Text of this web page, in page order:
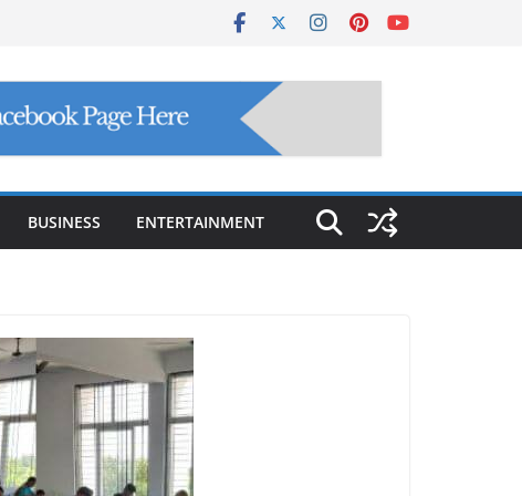
BUSINESS ENTERTAINMENT